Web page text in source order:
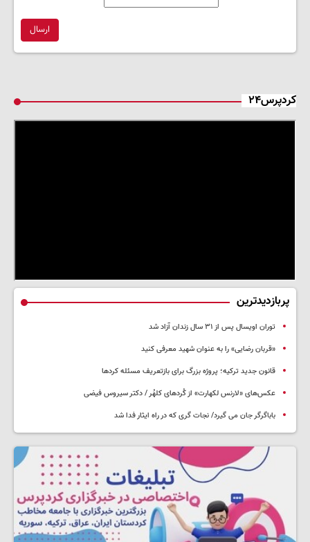
ارسال
کردپرس۲۴
پربازدیدترین
توران اویسال پس از ۳۱ سال زندان آزاد شد
«قربان رضایی» را به عنوان شهید معرفی کنید
قانون جدید ترکیه؛ پروژه بزرگ‌ برای بازتعریف مسئله کردها
عکس‌های «لارنس لکهارت» از کُردهای کلهُر / دکتر سیروس فیضی
باباگرگر جان می گیرد/ نجات گری که در راه ایثار فدا شد